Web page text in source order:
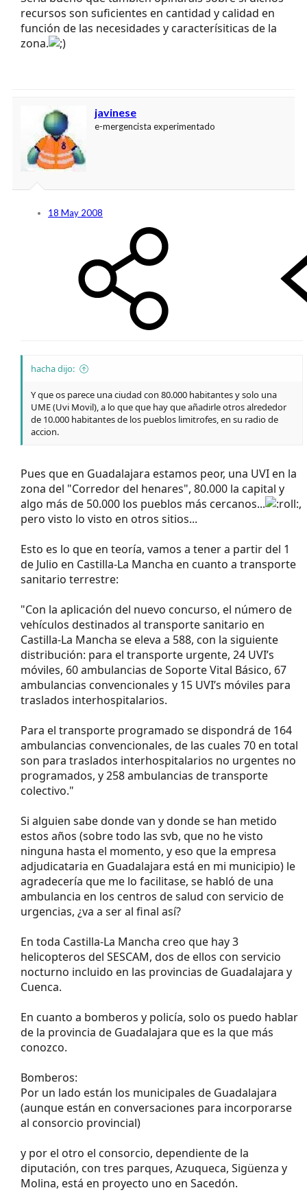
recursos son suficientes en cantidad y calidad en
función de las necesidades y caracterísiticas de la
zona.
javinese
e-mergencista experimentado
18 May 2008
hacha dijo:
Y que os parece una ciudad con 80.000 habitantes y solo una
UME (Uvi Movil), a lo que que hay que añadirle otros alrededor
de 10.000 habitantes de los pueblos limitrofes, en su radio de
accion.
Pues que en Guadalajara estamos peor, una UVI en la
zona del "Corredor del henares", 80.000 la capital y
algo más de 50.000 los pueblos más cercanos...
,
pero visto lo visto en otros sitios...
Esto es lo que en teoría, vamos a tener a partir del 1
de Julio en Castilla-La Mancha en cuanto a transporte
sanitario terrestre:
"Con la aplicación del nuevo concurso, el número de
vehículos destinados al transporte sanitario en
Castilla-La Mancha se eleva a 588, con la siguiente
distribución: para el transporte urgente, 24 UVI’s
móviles, 60 ambulancias de Soporte Vital Básico, 67
ambulancias convencionales y 15 UVI’s móviles para
traslados interhospitalarios.
Para el transporte programado se dispondrá de 164
ambulancias convencionales, de las cuales 70 en total
son para traslados interhospitalarios no urgentes no
programados, y 258 ambulancias de transporte
colectivo."
Si alguien sabe donde van y donde se han metido
estos años (sobre todo las svb, que no he visto
ninguna hasta el momento, y eso que la empresa
adjudicataria en Guadalajara está en mi municipio) le
agradecería que me lo facilitase, se habló de una
ambulancia en los centros de salud con servicio de
urgencias, ¿va a ser al final así?
En toda Castilla-La Mancha creo que hay 3
helicopteros del SESCAM, dos de ellos con servicio
nocturno incluido en las provincias de Guadalajara y
Cuenca.
En cuanto a bomberos y policía, solo os puedo hablar
de la provincia de Guadalajara que es la que más
conozco.
Bomberos:
Por un lado están los municipales de Guadalajara
(aunque están en conversaciones para incorporarse
al consorcio provincial)
y por el otro el consorcio, dependiente de la
diputación, con tres parques, Azuqueca, Sigüenza y
Molina, está en proyecto uno en Sacedón.